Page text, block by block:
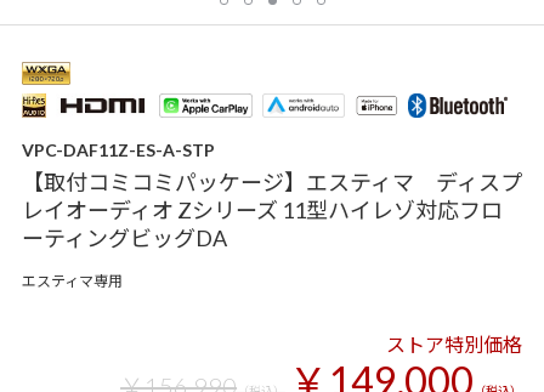
VPC-DAF11Z-ES-A-STP
【取付コミコミパッケージ】エスティマ ディスプ
レイオーディオ Zシリーズ 11型ハイレゾ対応フロ
ーティングビッグDA
エスティマ専用
ストア特別価格
￥156,990 ￥149,000